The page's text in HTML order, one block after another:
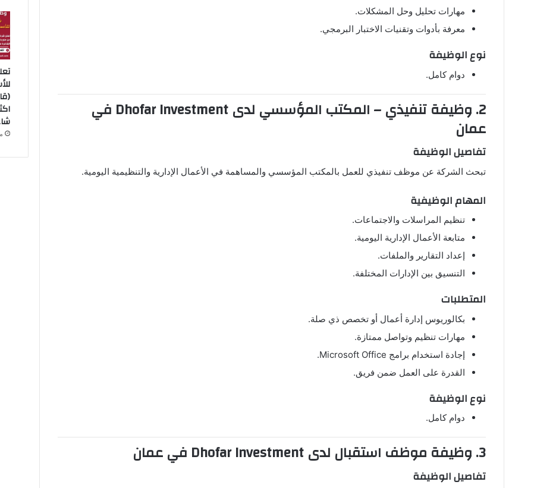
مهارات تحليل وحل المشكلات.
معرفة بأدوات وتقنيات الاختبار البرمجي.
نوع الوظيفة
دوام كامل.
2. وظيفة تنفيذي – المكتب المؤسسي لدى Dhofar Investment في
عمان
تفاصيل الوظيفة
تبحث الشركة عن موظف تنفيذي للعمل بالمكتب المؤسسي والمساهمة في الأعمال الإدارية والتنظيمية اليومية.
المهام الوظيفية
تنظيم المراسلات والاجتماعات.
متابعة الأعمال الإدارية اليومية.
إعداد التقارير والملفات.
التنسيق بين الإدارات المختلفة.
المتطلبات
بكالوريوس إدارة أعمال أو تخصص ذي صلة.
مهارات تنظيم وتواصل ممتازة.
إجادة استخدام برامج Microsoft Office.
القدرة على العمل ضمن فريق.
نوع الوظيفة
دوام كامل.
3. وظيفة موظف استقبال لدى Dhofar Investment في عمان
تفاصيل الوظيفة